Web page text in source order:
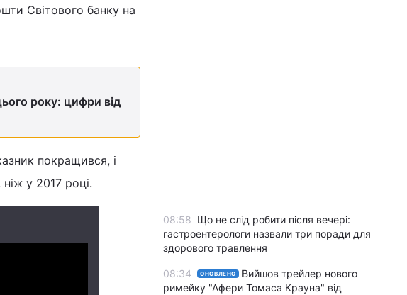
Світового банку на
року: цифри від
покращився, і
у 2017 році.
08:58 Що не слід робити після вечері:
гастроентерологи назвали три поради для
здорового травлення
08:34 ОНОВЛЕНО
Вийшов трейлер нового
римейку "Афери Томаса Крауна" від